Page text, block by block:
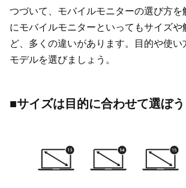
つづいて、モバイルモニターの選び方を
にモバイルモニターといってもサイズや
ど、多くの違いがあります。目的や使い
モデルを選びましょう。
■サイズは目的に合わせて選ぼう